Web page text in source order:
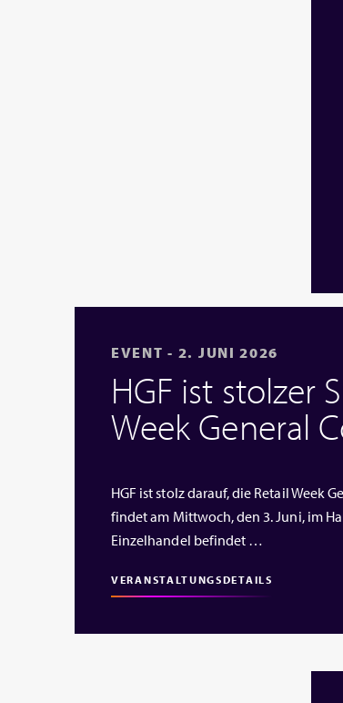
EVENT - 2. JUNI 2026
HGF ist stolzer
Week General
HGF ist stolz darauf, die Retail Week
findet am Mittwoch, den 3. Juni, im
Einzelhandel befindet …
VERANSTALTUNGSDETAILS